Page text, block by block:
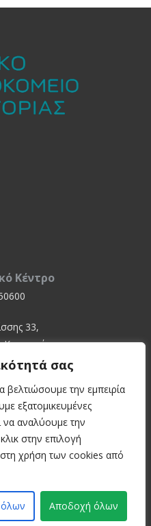
σας
την εμπειρία
εξατομικευμένες
να αναλύουμε την
στην επιλογή
χρήση των cookies από
Αποδοχή όλων
Κέντρο
33,